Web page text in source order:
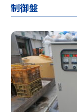
制御盤